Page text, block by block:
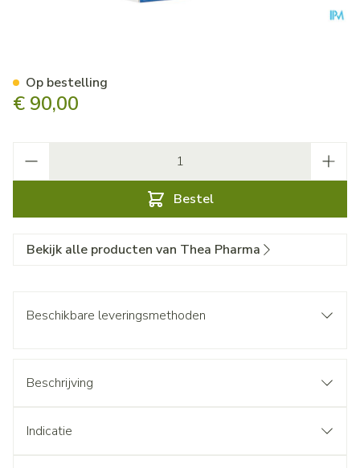
€ 90,00
Bestel
Op bestelling
Bekijk alle producten van Thea Pharma
Beschikbare leveringsmethoden
Beschrijving
Indicatie